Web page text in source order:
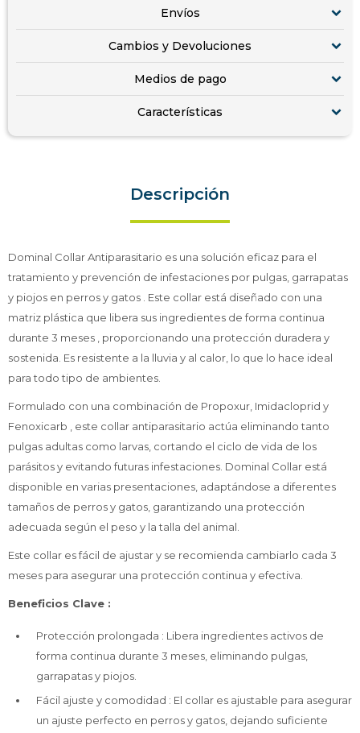
Envíos
Cambios y Devoluciones
Medios de pago
Características
Descripción
Dominal Collar Antiparasitario es una solución eficaz para el
tratamiento y prevención de infestaciones por pulgas, garrapatas
y piojos en perros y gatos . Este collar está diseñado con una
matriz plástica que libera sus ingredientes de forma continua
durante 3 meses , proporcionando una protección duradera y
sostenida. Es resistente a la lluvia y al calor, lo que lo hace ideal
para todo tipo de ambientes.
Formulado con una combinación de Propoxur, Imidacloprid y
Fenoxicarb , este collar antiparasitario actúa eliminando tanto
pulgas adultas como larvas, cortando el ciclo de vida de los
parásitos y evitando futuras infestaciones. Dominal Collar está
disponible en varias presentaciones, adaptándose a diferentes
tamaños de perros y gatos, garantizando una protección
adecuada según el peso y la talla del animal.
Este collar es fácil de ajustar y se recomienda cambiarlo cada 3
meses para asegurar una protección continua y efectiva.
Beneficios Clave :
Protección prolongada : Libera ingredientes activos de
forma continua durante 3 meses, eliminando pulgas,
garrapatas y piojos.
Fácil ajuste y comodidad : El collar es ajustable para asegurar
un ajuste perfecto en perros y gatos, dejando suficiente